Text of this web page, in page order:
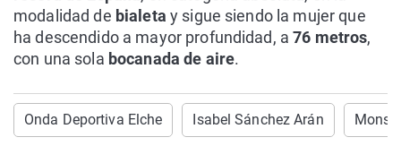
modalidad de bialeta y sigue siendo la mujer que
ha descendido a mayor profundidad, a76 metros,
con una sola bocanada de aire.
Onda Deportiva Elche Isabel Sánchez Arán